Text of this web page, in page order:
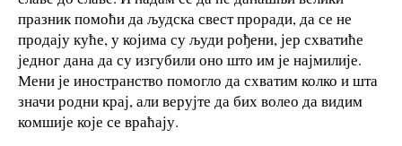
празник помоћи да људска свест проради, да се не
продају куће, у којима су људи рођени, јер схватиће
једног дана да су изгубили оно што им је најмилије.
Мени је иностранство помогло да схватим колко и шта
значи родни крај, али верујте да бих волео да видим
комшије које се враћају.